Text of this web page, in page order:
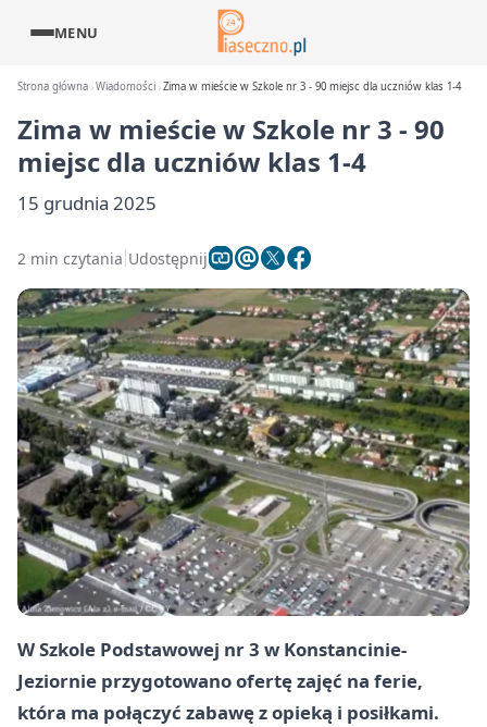
MENU
Strona główna Wiadomości Zima w mieście w Szkole nr 3 - 90 miejsc dla uczniów klas 1-4
Zima w mieście w Szkole nr 3 - 90
miejsc dla uczniów klas 1-4
15 grudnia 2025
2 min czytania Udostępnij
W Szkole Podstawowej nr 3 w Konstancinie-
Jeziornie przygotowano ofertę zajęć na ferie,
która ma połączyć zabawę z opieką i posiłkami.